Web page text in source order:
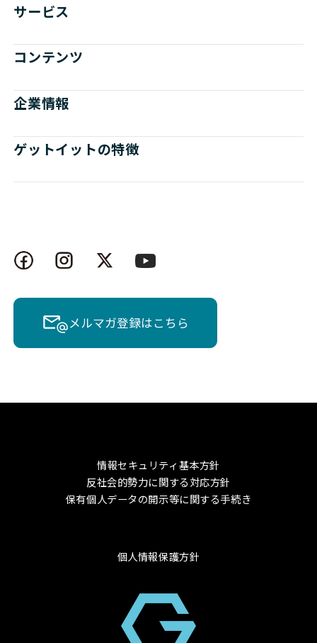
サービス
コンテンツ
企業情報
ゲットイットの特徴
メルマガ登録はこちら
情報セキュリティ基本方針
反社会的勢力に関する対応方針
保有個人データの開示等に関する手続き
個人情報保護方針